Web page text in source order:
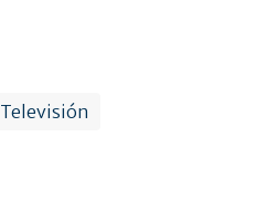
Televisión